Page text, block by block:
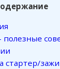
полезные
стартер/